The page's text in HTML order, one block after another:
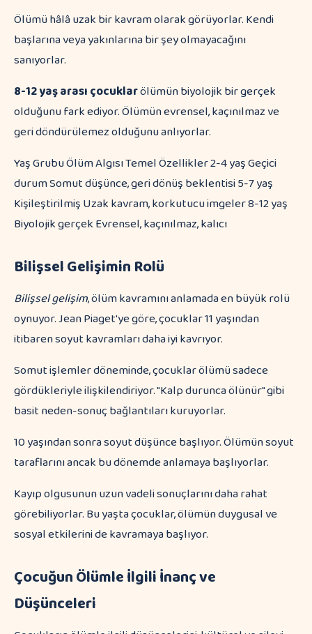
Ölümü hâlâ uzak bir kavram olarak görüyorlar. Kendi
başlarına veya yakınlarına bir şey olmayacağını
sanıyorlar.
8-12 yaş arası çocuklarölümün biyolojik bir gerçek
olduğunu fark ediyor. Ölümün evrensel, kaçınılmaz ve
geri döndürülemez olduğunu anlıyorlar.
Yaş Grubu Ölüm Algısı Temel Özellikler 2-4 yaş Geçici
durum Somut düşünce, geri dönüş beklentisi 5-7 yaş
Kişileştirilmiş Uzak kavram, korkutucu imgeler 8-12 yaş
Biyolojik gerçek Evrensel, kaçınılmaz, kalıcı
Bilişsel Gelişimin Rolü
Bilişsel gelişim, ölüm kavramını anlamada en büyük rolü
oynuyor. Jean Piaget'ye göre, çocuklar 11 yaşından
itibaren soyut kavramları daha iyi kavrıyor.
Somut işlemler döneminde, çocuklar ölümü sadece
gördükleriyle ilişkilendiriyor. "Kalp durunca ölünür" gibi
basit neden-sonuç bağlantıları kuruyorlar.
10 yaşından sonra soyut düşünce başlıyor. Ölümün soyut
taraflarını ancak bu dönemde anlamaya başlıyorlar.
Kayıp olgusunun uzun vadeli sonuçlarını daha rahat
görebiliyorlar. Bu yaşta çocuklar, ölümün duygusal ve
sosyal etkilerini de kavramaya başlıyor.
Çocuğun Ölümle İlgili İnanç ve
Düşünceleri